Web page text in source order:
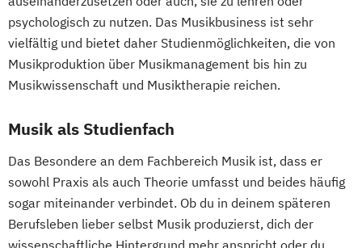
psychologisch zu nutzen. Das Musikbusiness ist sehr
vielfältig und bietet daher Studienmöglichkeiten, die von
Musikproduktion über Musikmanagement bis hin zu
Musikwissenschaft und Musiktherapie reichen.
Musik als Studienfach
Das Besondere an dem Fachbereich Musik ist, dass er
sowohl Praxis als auch Theorie umfasst und beides häufig
sogar miteinander verbindet. Ob du in deinem späteren
Berufsleben lieber selbst Musik produzierst, dich der
wissenschaftliche Hintergrund mehr anspricht oder du